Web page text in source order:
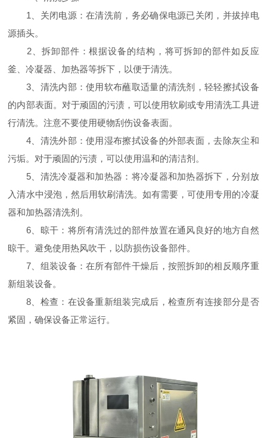
1、关闭电源：在清洗前，务必确保电源已关闭，并拔掉电
源插头。
2、拆卸部件：根据设备的结构，将可拆卸的部件如反应
釜、冷凝器、加热器等拆下，以便于清洗。
3、清洗内部：使用软布蘸取适量的清洗剂，轻轻擦拭设备
的内部表面。对于顽固的污渍，可以使用软刷或专用清洗工具进
行清洗。注意不要使用硬物刮伤设备表面。
4、清洗外部：使用湿布擦拭设备的外部表面，去除灰尘和
污垢。对于顽固的污渍，可以使用温和的清洁剂。
5、清洗冷凝器和加热器：将冷凝器和加热器拆下，分别放
入清水中浸泡，然后用软刷清洗。如有需要，可使用专用的冷凝
器和加热器清洗剂。
6、晾干：将所有清洗过的部件放置在通风良好的地方自然
晾干。避免使用热风吹干，以防损伤设备部件。
7、组装设备：在所有部件干燥后，按照拆卸的相反顺序重
新组装设备。
8、检查：在设备重新组装完成后，检查所有连接部分是否
紧固，确保设备正常运行。